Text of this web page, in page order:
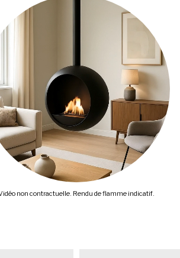
non contractuelle. Rendu de flamme indicatif.